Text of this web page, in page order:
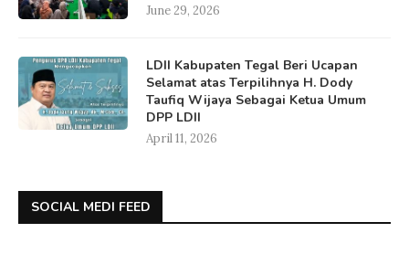
June 29, 2026
LDII Kabupaten Tegal Beri Ucapan
Selamat atas Terpilihnya H. Dody
Taufiq Wijaya Sebagai Ketua Umum
DPP LDII
April 11, 2026
SOCIAL MEDI FEED